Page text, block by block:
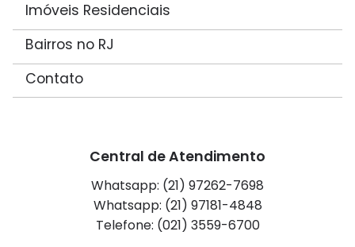
Imóveis Residenciais
Bairros no RJ
Contato
Central de Atendimento
Whatsapp: (21) 97262-7698
Whatsapp: (21) 97181-4848
Telefone: (021) 3559-6700